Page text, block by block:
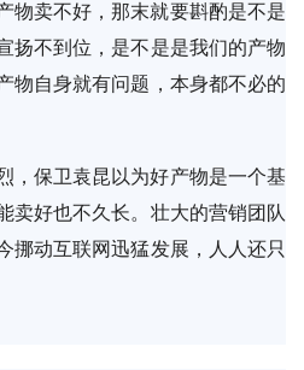
物卖不好，那末就要斟酌是不是
扬不到位，是不是是我们的产物
物自身就有问题，本身都不必的
，保卫袁昆以为好产物是一个基
卖好也不久长。壮大的营销团队
挪动互联网迅猛发展，人人还只